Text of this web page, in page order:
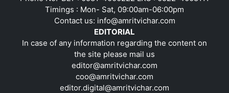
Timings : Mon- Sat, 09:00am-06:00pm
Contact us: info@amritvichar.com
EDITORIAL
In case of any information regarding the content on
the site please mail us
editor@amritvichar.com
coo@amritvichar.com
editor.digital@amritvichar.com